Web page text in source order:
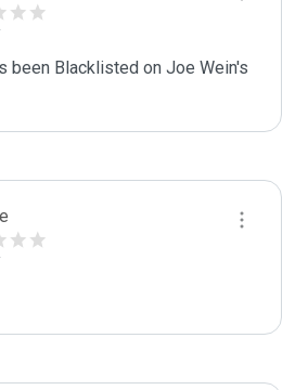
been Blacklisted on Joe Wein's